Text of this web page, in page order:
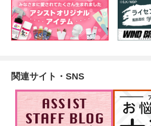
関連サイト・SNS